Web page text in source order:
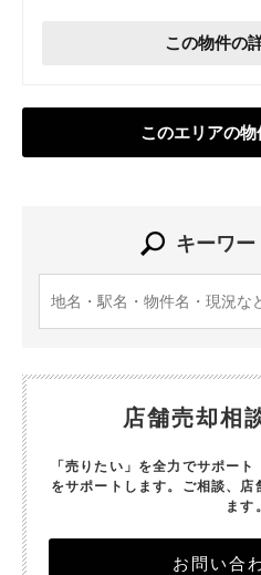
この物件の
このエリアの
キーワ
店舗売却相
「売りたい」を全力でサポー
をサポートします。 ご相談、店
ます。
お問い合